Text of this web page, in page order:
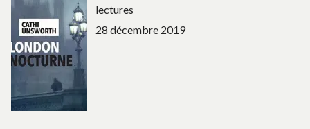
lectures
28 décembre 2019